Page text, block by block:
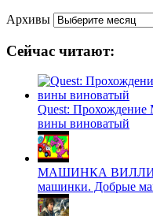
Архивы
Сейчас читают:
Quest: Прохождение
вины виноватый
МАШИНКА ВИЛЛИ
машинки. Добрые